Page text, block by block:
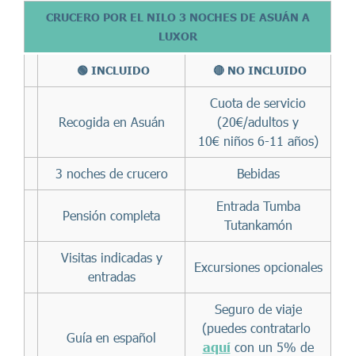
CRUCERO POR EL NILO 3 NOCHES DE ASUÁN A
LUXOR
🟢 INCLUIDO 🔴 NO INCLUIDO
Recogida en Asuán
Cuota de servicio
(20€/adultos y
10€ niños 6-11 años)
3 noches de crucero Bebidas
Pensión completa
Entrada Tumba
Tutankamón
Visitas indicadas y
entradas
Excursiones opcionales
Guía en español
Seguro de viaje
(puedes contratarlo
aquícon un 5% de